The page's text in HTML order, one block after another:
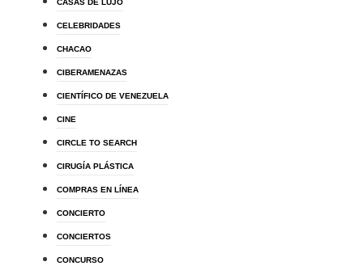
CASAS DE LUJO
CELEBRIDADES
CHACAO
CIBERAMENAZAS
CIENTÍFICO DE VENEZUELA
CINE
CIRCLE TO SEARCH
CIRUGÍA PLÁSTICA
COMPRAS EN LÍNEA
CONCIERTO
CONCIERTOS
CONCURSO